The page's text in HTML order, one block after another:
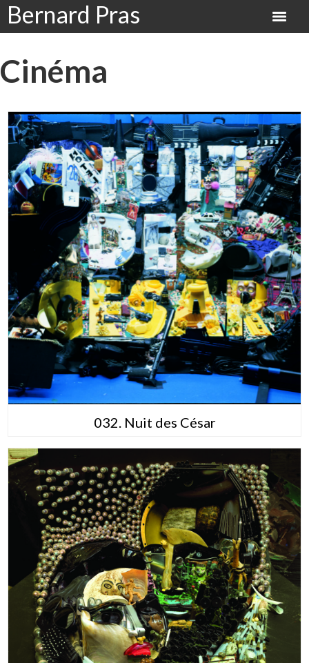
Bernard Pras
Cinéma
032. Nuit des César